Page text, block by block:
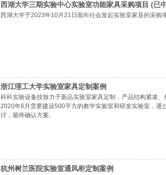
西湖大学三期实验中心实验室功能家具采购项目 (已
西湖大学于2023年10月21日面向社会发起实验室家县的采购项
浙江理工大学实验室家具定制案例
科科实验设备技致力于新品实验室家具定制，产品结构紧凑
2020年6月雲要建设500平方的教学实验室和研发实验室，通
讨，最终确认方案。
杭州树兰医院实验室通风柜定制案例